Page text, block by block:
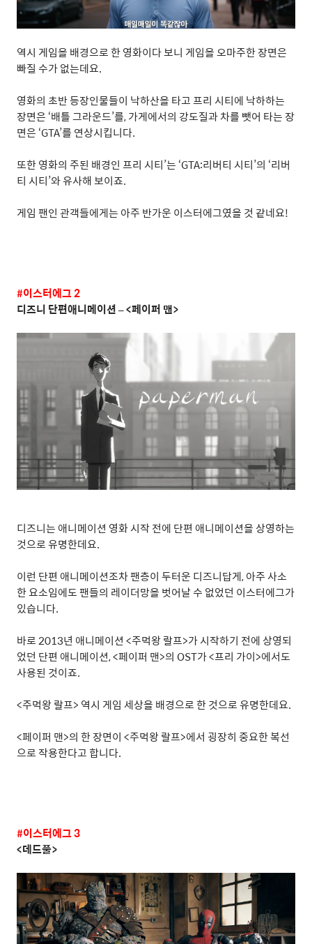
역시 게임을 배경으로 한 영화이다 보니 게임을 오마주한 장면은
빠질 수가 없는데요.
영화의 초반 등장인물들이 낙하산을 타고 프리 시티에 낙하하는
장면은 ‘배틀 그라운드’를,가게에서의 강도질과 차를 뺏어 타는 장
면은 ‘GTA’를 연상시킵니다.
또한 영화의 주된 배경인 프리 시티’는 ‘GTA:리버티 시티’의 ‘리버
티 시티’와 유사해 보이죠.
게임 팬인 관객들에게는 아주 반가운 이스터에그였을 것 같네요!
#이스터에그2
디즈니 단편애니메이션– <페이퍼 맨>
디즈니는 애니메이션 영화 시작 전에 단편 애니메이션을 상영하는
것으로 유명한데요.
이런 단편 애니메이션조차 팬층이 두터운 디즈니답게,아주 사소
한 요소임에도 팬들의 레이더망을 벗어날 수 없었던 이스터에그가
있습니다.
바로2013년 애니메이션 <주먹왕 랄프>가 시작하기 전에 상영되
었던 단편 애니메이션, <페이퍼 맨>의 OST가<프리 가이>에서도
사용된 것이죠.
<주먹왕 랄프> 역시 게임 세상을 배경으로 한 것으로 유명한데요.
<페이퍼 맨>의 한 장면이 <주먹왕 랄프>에서 굉장히 중요한 복선
으로 작용한다고 합니다.
#이스터에그3
<데드풀>